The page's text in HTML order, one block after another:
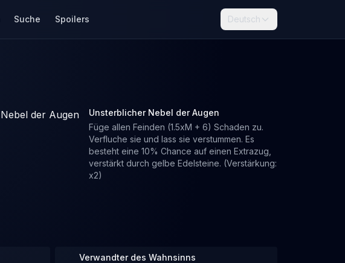
Suche Spoilers Deutsch
Unsterblicher Nebel der Augen
Füge allen Feinden (1.5xM + 6) Schaden zu.
Verfluche sie und lass sie verstummen. Es
besteht eine 10% Chance auf einen Extrazug,
verstärkt durch gelbe Edelsteine. (Verstärkung:
x2)
Verwandter des Wahnsinns